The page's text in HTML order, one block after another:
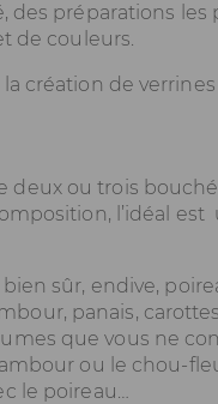
des préparations les
de couleurs.
création de
deux ou trois
l’idéal est
sûr, endive,
panais,
que vous ne
ou le chou-
le poireau…